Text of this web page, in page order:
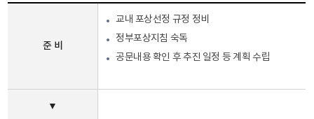
준 비
교내 포상선정 규정 정비
정부포상지침 숙독
공문내용 확인 후 추진 일정 등 계획 수립
▼